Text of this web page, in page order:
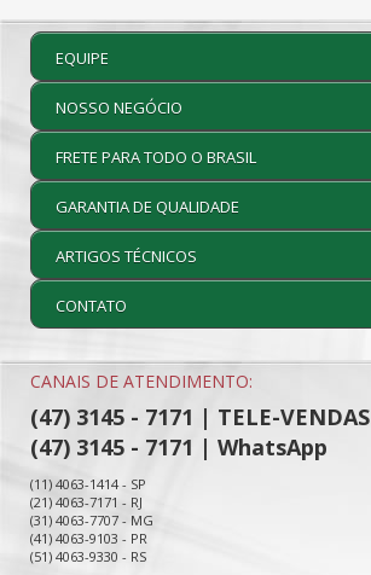
EQUIPE
NOSSO NEGÓCIO
FRETE PARA TODO O BRASIL
GARANTIA DE QUALIDADE
ARTIGOS TÉCNICOS
CONTATO
CANAIS DE ATENDIMENTO:
(47) 3145 - 7171 | TELE-VENDAS
(47) 3145 - 7171 | WhatsApp
(11) 4063-1414 - SP
(21) 4063-7171 - RJ
(31) 4063-7707 - MG
(41) 4063-9103 - PR
(51) 4063-9330 - RS